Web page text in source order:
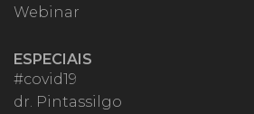
Webinar
ESPECIAIS
#covid19
dr. Pintassilgo